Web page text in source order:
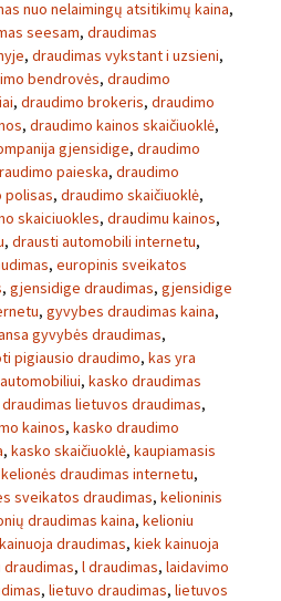
nuo nelaimingų atsitikimų kaina,
seesam, draudimas
, draudimas vykstant i uzsieni,
bendrovės, draudimo
, draudimo brokeris, draudimo
, draudimo kainos skaičiuoklė,
gjensidige, draudimo
paieska, draudimo
polisas, draudimo skaičiuoklė,
skaiciuokles, draudimu kainos,
, drausti automobili internetu,
, europinis sveikatos
, gjensidige draudimas, gjensidige
, gyvybes draudimas kaina,
gyvybės draudimas,
pigiausio draudimo, kas yra
, kasko draudimas
lietuvos draudimas,
kainos, kasko draudimo
, kasko skaičiuoklė, kaupiamasis
kelionės draudimas internetu,
sveikatos draudimas, kelioninis
draudimas kaina, kelioniu
draudimas, kiek kainuoja
, l draudimas, laidavimo
, lietuvo draudimas, lietuvos